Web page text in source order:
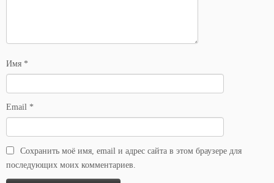
Имя *
Email *
Сохранить моё имя, email и адрес сайта в этом браузере для
последующих моих комментариев.